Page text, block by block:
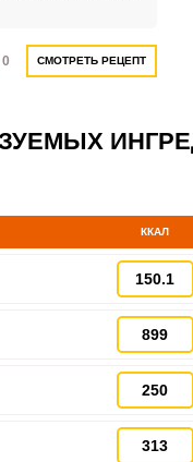
0 СМОТРЕТЬ РЕЦЕПТ
ККАЛ
150.1
899
250
313